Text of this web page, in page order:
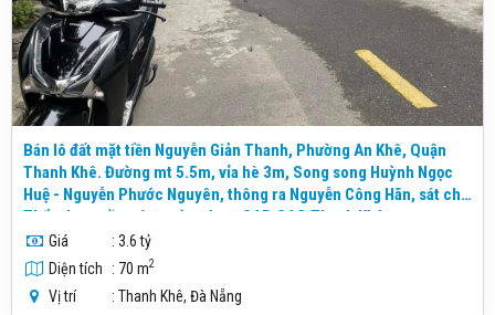
Bán lô đất mặt tiền Nguyễn Giản Thanh, Phường An Khê, Quận
Thanh Khê. Đường mt 5.5m, vỉa hè 3m, Song song Huỳnh Ngọc
Huệ - Nguyễn Phước Nguyên, thông ra Nguyễn Công Hãn, sát chợ
Thẩm Len, gần các trường học, CAP, CAQ Thanh Khê
Giá
: 3.6 tỷ
Diện tích
: 70 m2
Vị trí : Thanh Khê, Đà Nẵng